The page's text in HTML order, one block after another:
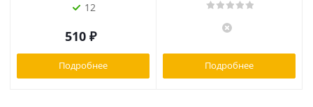
12
510 ₽
Подробнее Подробнее